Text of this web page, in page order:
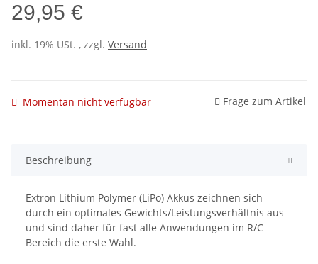
29,95 €
inkl. 19% USt. , zzgl. Versand
Momentan nicht verfügbar Frage zum Artikel
Beschreibung
Extron Lithium Polymer (LiPo) Akkus zeichnen sich
durch ein optimales Gewichts/Leistungsverhältnis aus
und sind daher für fast alle Anwendungen im R/C
Bereich die erste Wahl.